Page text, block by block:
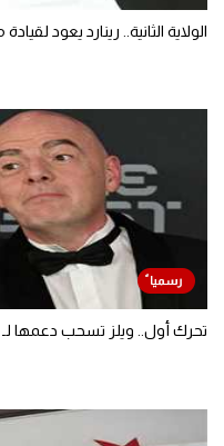
الولاية الثانية.. رينارد يعود
تحرك أول.. ويلز تسحب دعمها لـ